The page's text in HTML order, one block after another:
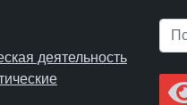
деятельность